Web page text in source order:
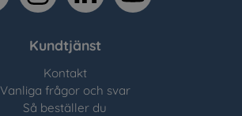
Kundtjänst
Kontakt
Vanliga frågor och svar
Så beställer du